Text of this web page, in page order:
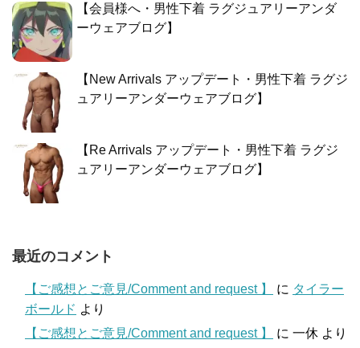
【会員様へ・男性下着 ラグジュアリーアンダ
ーウェアブログ】
【New Arrivals アップデート・男性下着 ラグジ
ュアリーアンダーウェアブログ】
【Re Arrivals アップデート・男性下着 ラグジ
ュアリーアンダーウェアブログ】
最近のコメント
【ご感想とご意見/Comment and request 】 に タイラー
ボールド より
【ご感想とご意見/Comment and request 】
に 一休 より